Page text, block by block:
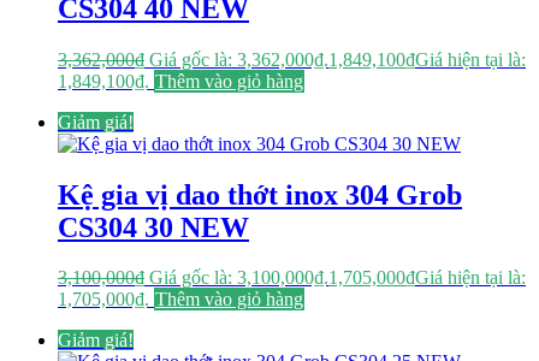
CS304 40 NEW
3,362,000₫ Giá gốc là: 3,362,000₫.1,849,100₫Giá hiện tại là:
1,849,100₫. Thêm vào giỏ hàng
Giảm giá!
Kệ gia vị dao thớt inox 304 Grob
CS304 30 NEW
3,100,000₫ Giá gốc là: 3,100,000₫.1,705,000₫Giá hiện tại là:
1,705,000₫. Thêm vào giỏ hàng
Giảm giá!